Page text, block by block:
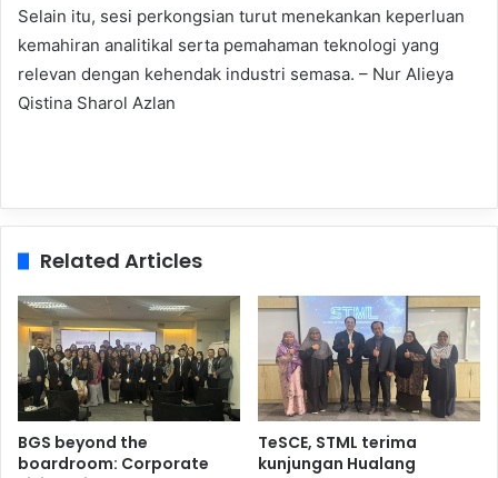
Selain itu, sesi perkongsian turut menekankan keperluan
kemahiran analitikal serta pemahaman teknologi yang
relevan dengan kehendak industri semasa. – Nur Alieya
Qistina Sharol Azlan
Related Articles
BGS beyond the
boardroom: Corporate
TeSCE, STML terima
kunjungan Hualang